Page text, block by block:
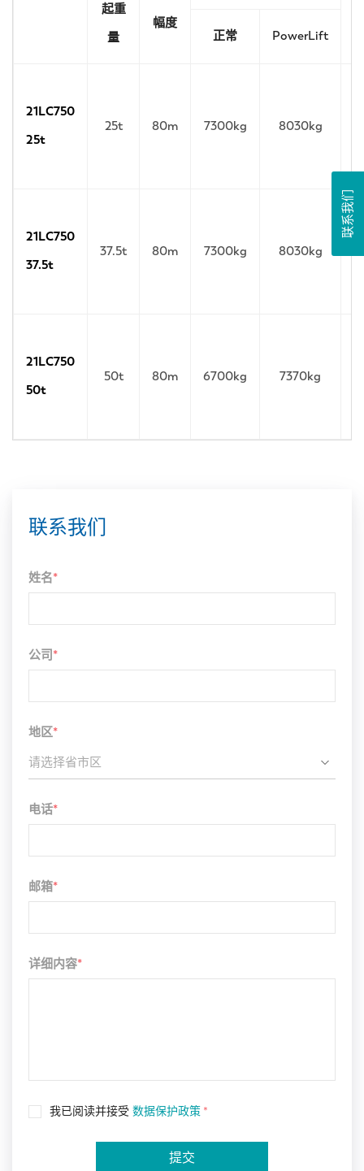
起重
量
幅度
正常
PowerLift
21LC750
25t
25t 80m 7300kg 8030kg
21LC750
37.5t
37.5t 80m 7300kg 8030kg
21LC750
50t
50t 80m 6700kg 7370kg
联系我们
姓名*
公司 *
地区*
请选择省市区
电话*
邮箱*
详细内容*
我已阅读并接受 数据保护政策 *
提交
联系我们